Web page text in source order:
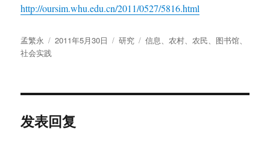
http://oursim.whu.edu.cn/2011/0527/5816.html
作
者
孟繁永
发
2011年5月30日
分
研究
标
信息、农村、农民、 图书馆、
社会实践
发表回复